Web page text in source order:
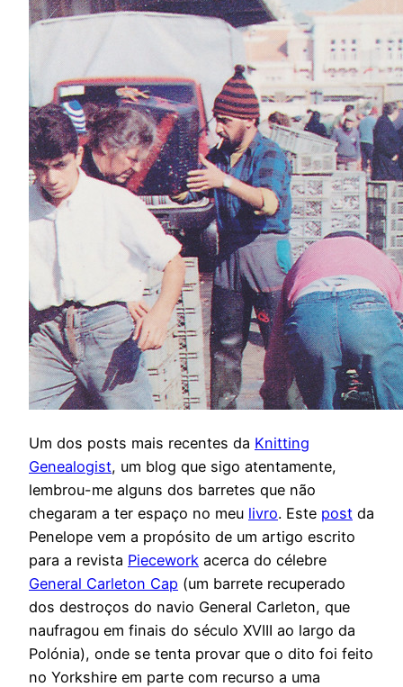
Um dos posts mais recentes da Knitting
Genealogist, um blog que sigo atentamente,
lembrou-me alguns dos barretes que não
chegaram a ter espaço no meu livro. Este post da
Penelope vem a propósito de um artigo escrito
para a revista Piecework acerca do célebre
General Carleton Cap (um barrete recuperado
dos destroços do navio General Carleton, que
naufragou em finais do século XVIII ao largo da
Polónia), onde se tenta provar que o dito foi feito
no Yorkshire em parte com recurso a uma